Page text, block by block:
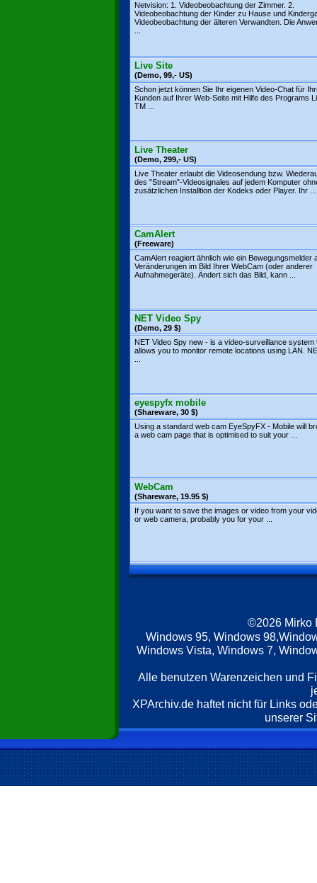
Netvision: 1. Videobeobachtung der Zimmer. 2.
Videobeobachtung der Kinder zu Hause und
Videobeobachtung der älteren Verwandten. Die
Live Site
(Demo, 99,- US)
Schon jetzt können Sie Ihr eigenen Video-Chat für
Kunden auf Ihrer Web-Seite mit Hilfe des Programs
TM ...
Live Theater
(Demo, 299,- US)
Live Theater erlaubt die Videosendung bzw.
des "Stream"-Videosignales auf jedem Komputer
zusätzlichen Installtion der Kodeks oder Player. Ihr ...
CamAlert
(Freeware)
CamAlert reagiert ähnlich wie ein Bewegungsmelder
Veränderungen im Bild Ihrer WebCam (oder anderer
Aufnahmegeräte). Ändert sich das Bild, kann ...
NET Video Spy
(Demo, 29 $)
NET Video Spy new - is a video-surveillance system
allows you to monitor remote locations using LAN.
eyespyfx mobile
(Shareware, 30 $)
Using a standard web cam EyeSpyFX - Mobile will
a web cam page that is optimised to suit your ...
WebCam
(Shareware, 19.95 $)
If you want to save the images or video from your
or web camera, probably you for your ...
©2026 Mirko
Windows 95, Windows
Windows Vista, Windows 7,
Alle benutzen Warenzeichen und
XPArchiv.de haftet nicht für Links
unserer